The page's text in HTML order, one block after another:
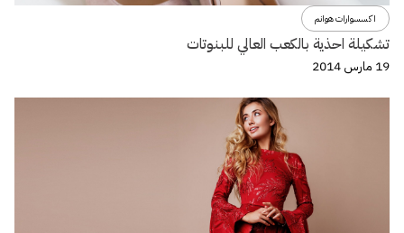
اكسسوارات هوانم
تشكيلة احذية بالكعب العالي للبنوتات
19 مارس 2014